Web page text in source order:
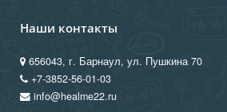
Наши контакты
656043, г. Барнаул, ул. Пушкина 70
+7-3852-56-01-03
info@healme22.ru